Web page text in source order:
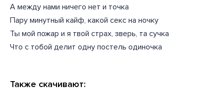
А между нами ничего нет и точка
Пару минутный кайф, какой секс на ночку
Ты мой пожар и я твой страх, зверь, та сучка
Что с тобой делит одну постель одиночка
Также скачивают: